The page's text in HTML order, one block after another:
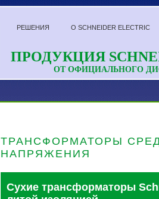
ПРОДУКЦИЯ
ОТ ОФИЦИАЛЬНОГО
РЕШЕНИЯ О SCHNEIDER ELECTRIC
ТРАНСФОРМАТОРЫ
НАПРЯЖЕНИЯ
Сухие трансформаторы